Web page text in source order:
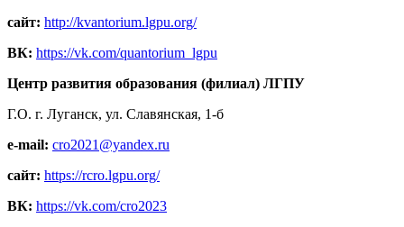
сайт: http://kvantorium.lgpu.org/
ВК: https://vk.com/quantorium_lgpu
Центр развития образования (филиал) ЛГПУ
Г.О. г. Луганск, ул. Славянская, 1-б
e-mail: cro2021@yandex.ru
сайт: https://rcro.lgpu.org/
ВК: https://vk.com/cro2023